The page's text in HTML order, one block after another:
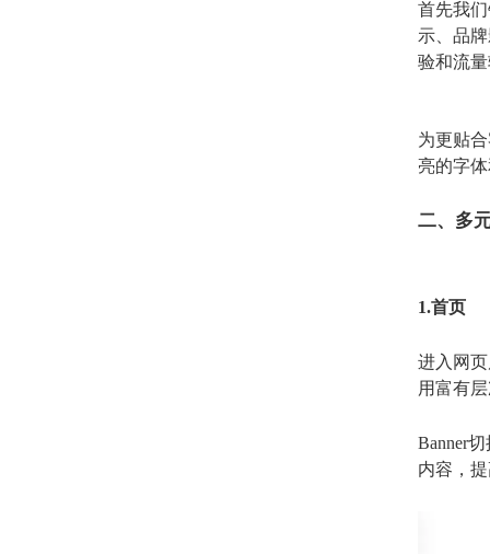
首先我
示、品
验和流
为更贴
亮的字
二、多
1.首页
进入网
用富有
Banner
内容，